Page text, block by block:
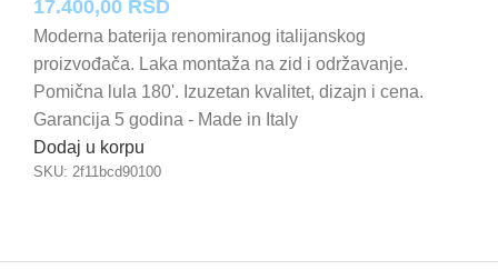
17.400,00 RSD
Moderna baterija renomiranog italijanskog
proizvođača. Laka montaža na zid i održavanje.
Pomična lula 180'. Izuzetan kvalitet, dizajn i cena.
Garancija 5 godina - Made in Italy
Dodaj u korpu
SKU: 2f11bcd90100